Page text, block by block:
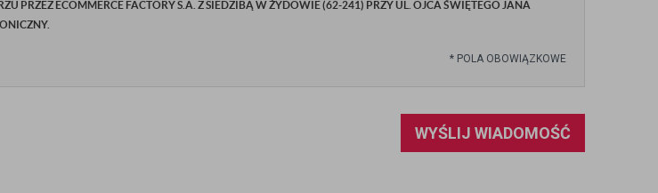
ECOMMERCE FACTORY S.A. Z SIEDZIBĄ W ŻYDOWIE (62-241) PRZY UL. OJCA ŚWIĘTEGO JANA
* POLA OBOWIĄZKOWE
WYŚLIJ WIADOMOŚĆ